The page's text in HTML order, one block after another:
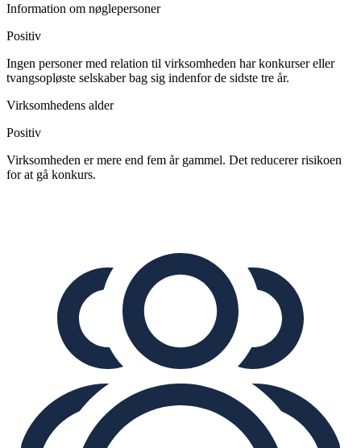
Information om nøglepersoner
Positiv
Ingen personer med relation til virksomheden har konkurser eller
tvangsopløste selskaber bag sig indenfor de sidste tre år.
Virksomhedens alder
Positiv
Virksomheden er mere end fem år gammel. Det reducerer risikoen
for at gå konkurs.